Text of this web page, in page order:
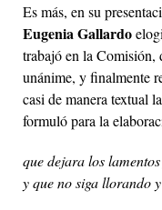
Es más, en su
Eugenia Gallardo
trabajó en la Comisión,
unánime, y finalmente
casi de manera textual
formuló para la
que dejara los
y que no siga llorando